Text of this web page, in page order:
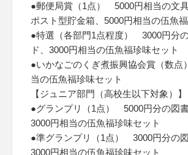
●郵便局賞（1点） 5000円相当の文具
ポスト型貯金箱、5000円相当の伍魚
●特選（各部門1点程度） 3000円分
ド、3000円相当の伍魚福珍味セット
●いかなごのくぎ煮振興協会賞（数
当の伍魚福珍味セット
【ジュニア部門（高校生以下対象）】
●グランプリ（1点） 5000円分の図書
3000円相当の伍魚福珍味セット
●準グランプリ（1点） 3000円分の図
3000円相当の伍魚福珍味セット